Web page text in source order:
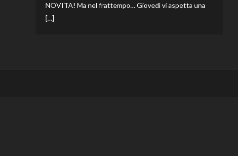
NOVITA! Ma nel frattempo… Giovedì vi aspetta una
[…]